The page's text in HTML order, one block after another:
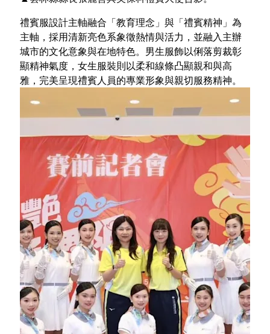
禮賓服設計主軸融合「教育理念」與「禮賓精神」為
主軸，採用清新亮色系象徵熱情與活力，並融入主辦
城市的文化意象與在地特色。男生服飾以俐落剪裁彰
顯精神氣度，女生服裝則以柔和線條凸顯親和與高
雅，完美呈現禮賓人員的專業形象與親切服務精神。